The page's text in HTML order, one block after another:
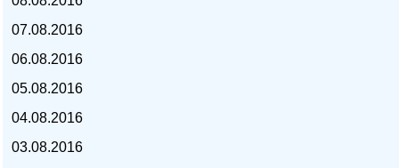
07.08.2016
06.08.2016
05.08.2016
04.08.2016
03.08.2016